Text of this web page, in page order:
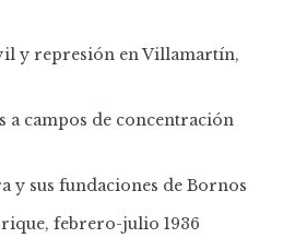
y represión en Villamartín,
a campos de concentración
y sus fundaciones de Bornos
febrero-julio 1936